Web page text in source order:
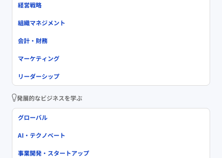
経営戦略
組織マネジメント
会計・財務
マーケティング
リーダーシップ
発展的なビジネスを学ぶ
グローバル
AI・テクノベート
事業開発・スタートアップ